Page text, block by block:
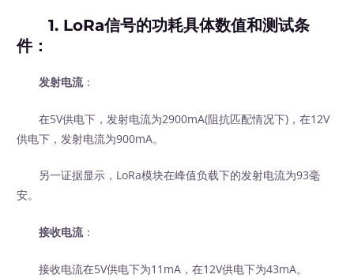
1. LoRa信号的功耗具体数值和测试条
件：
发射电流：
在5V供电下，发射电流为2900mA(阻抗匹配情况下)，在12V
供电下，发射电流为900mA。
另一证据显示，LoRa模块在峰值负载下的发射电流为93毫
安。
接收电流：
接收电流在5V供电下为11mA，在12V供电下为43mA。